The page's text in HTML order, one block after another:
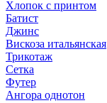
Хлопок с принтом
Батист
Джинс
Вискоза итальянская
Трикотаж
Сетка
Футер
Ангора однотон